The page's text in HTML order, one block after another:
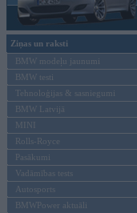
Ziņas un raksti
BMW modeļu jaunumi
BMW testi
Tehnoloģijas & sasniegumi
BMW Latvijā
MINI
Rolls-Royce
Pasākumi
Vadāmības tests
Autosports
BMWPower aktuāli